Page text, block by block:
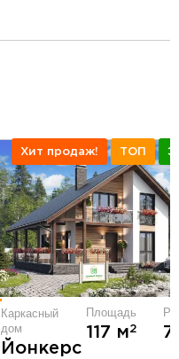
Хит продаж! ТОП
Каркасный
дом
Йонкерс
Площадь
117 м2